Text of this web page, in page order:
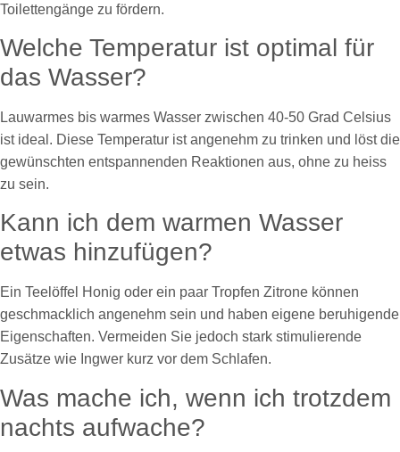
Toilettengänge zu fördern.
Welche Temperatur ist optimal für
das Wasser?
Lauwarmes bis warmes Wasser zwischen 40-50 Grad Celsius
ist ideal. Diese Temperatur ist angenehm zu trinken und löst die
gewünschten entspannenden Reaktionen aus, ohne zu heiss
zu sein.
Kann ich dem warmen Wasser
etwas hinzufügen?
Ein Teelöffel Honig oder ein paar Tropfen Zitrone können
geschmacklich angenehm sein und haben eigene beruhigende
Eigenschaften. Vermeiden Sie jedoch stark stimulierende
Zusätze wie Ingwer kurz vor dem Schlafen.
Was mache ich, wenn ich trotzdem
nachts aufwache?